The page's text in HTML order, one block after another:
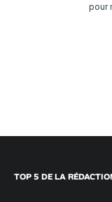
pour
TOP 5 DE LA